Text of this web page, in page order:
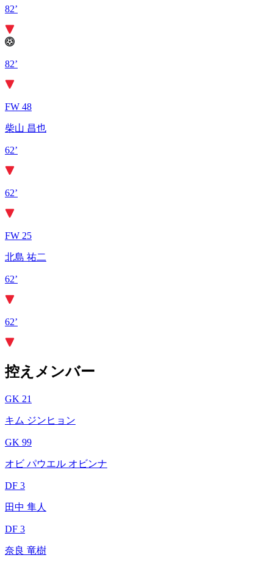
82’
82’
FW 48
柴山 昌也
62’
62’
FW 25
北島 祐二
62’
62’
控えメンバー
GK 21
キム ジンヒョン
GK 99
オビ パウエル オビンナ
DF 3
田中 隼人
DF 3
奈良 竜樹